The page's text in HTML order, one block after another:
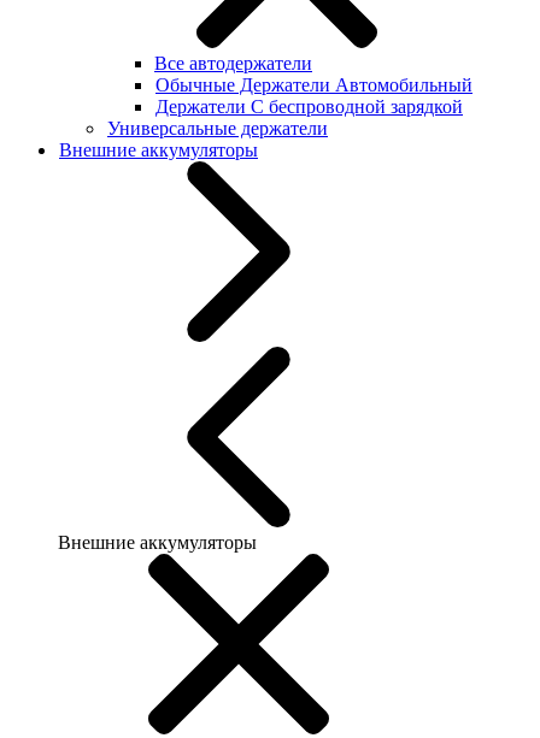
Все автодержатели
Обычные Держатели Автомобильный
Держатели С беспроводной зарядкой
Универсальные держатели
Внешние аккумуляторы
Внешние аккумуляторы